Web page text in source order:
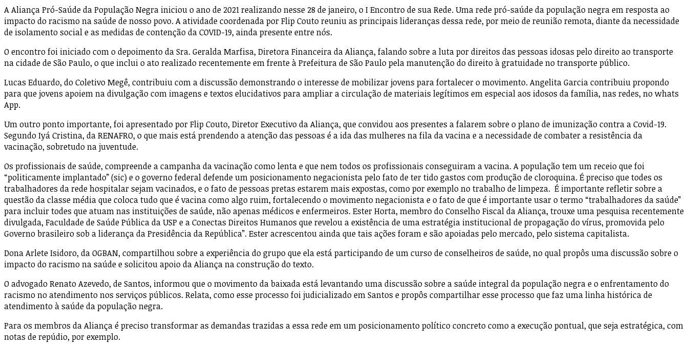
A Aliança Pró-Saúde da População Negra iniciou o ano de 2021 realizando nesse 28 de janeiro, o I Encontro de sua Rede. Uma rede pró-saúde da população negra em resposta ao
impacto do racismo na saúde de nosso povo. A atividade coordenada por Flip Couto reuniu as principais lideranças dessa rede, por meio de reunião remota, diante da necessidade
de isolamento social e as medidas de contenção da COVID-19, ainda presente entre nós.
O encontro foi iniciado com o depoimento da Sra. Geralda Marfisa, Diretora Financeira da Aliança, falando sobre a luta por direitos das pessoas idosas pelo direito ao transporte
na cidade de São Paulo, o que inclui o ato realizado recentemente em frente à Prefeitura de São Paulo pela manutenção do direito à gratuidade no transporte público.
Lucas Eduardo, do Coletivo Megê, contribuiu com a discussão demonstrando o interesse de mobilizar jovens para fortalecer o movimento. Angelita Garcia contribuiu propondo
para que jovens apoiem na divulgação com imagens e textos elucidativos para ampliar a circulação de materiais legítimos em especial aos idosos da família, nas redes, no whats
App.
Um outro ponto importante, foi apresentado por Flip Couto, Diretor Executivo da Aliança, que convidou aos presentes a falarem sobre o plano de imunização contra a Covid-19.
Segundo Iyá Cristina, da RENAFRO, o que mais está prendendo a atenção das pessoas é a ida das mulheres na fila da vacina e a necessidade de combater a resistência da
vacinação, sobretudo na juventude.
Os profissionais de saúde, compreende a campanha da vacinação como lenta e que nem todos os profissionais conseguiram a vacina. A população tem um receio que foi
“politicamente implantado” (sic) e o governo federal defende um posicionamento negacionista pelo fato de ter tido gastos com produção de cloroquina. É preciso que todes os
trabalhadores da rede hospitalar sejam vacinados, e o fato de pessoas pretas estarem mais expostas, como por exemplo no trabalho de limpeza. É importante refletir sobre a
questão da classe média que coloca tudo que é vacina como algo ruim, fortalecendo o movimento negacionista e o fato de que é importante usar o termo “trabalhadores da saúde”
para incluir todes que atuam nas instituições de saúde, não apenas médicos e enfermeiros. Ester Horta, membro do Conselho Fiscal da Aliança, trouxe uma pesquisa recentemente
divulgada, Faculdade de Saúde Pública da USP e a Conectas Direitos Humanos que revelou a existência de uma estratégia institucional de propagação do vírus, promovida pelo
Governo brasileiro sob a liderança da Presidência da República”. Ester acrescentou ainda que tais ações foram e são apoiadas pelo mercado, pelo sistema capitalista.
Dona Arlete Isidoro, da OGBAN, compartilhou sobre a experiência do grupo que ela está participando de um curso de conselheiros de saúde, no qual propôs uma discussão sobre o
impacto do racismo na saúde e solicitou apoio da Aliança na construção do texto.
O advogado Renato Azevedo, de Santos, informou que o movimento da baixada está levantando uma discussão sobre a saúde integral da população negra e o enfrentamento do
racismo no atendimento nos serviços públicos. Relata, como esse processo foi judicializado em Santos e propôs compartilhar esse processo que faz uma linha histórica de
atendimento à saúde da população negra.
Para os membros da Aliança é preciso transformar as demandas trazidas a essa rede em um posicionamento político concreto como a execução pontual, que seja estratégica, com
notas de repúdio, por exemplo.